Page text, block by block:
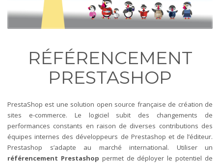
RÉFÉRENCEMENT
PRESTASHOP
PrestaShop est une solution open source française de création de
sites e-commerce. Le logiciel subit des changements de
performances constants en raison de diverses contributions des
équipes internes des développeurs de Prestashop et de l’éditeur.
Prestashop s’adapte au marché international. Utiliser un
référencement Prestashop permet de déployer le potentiel de